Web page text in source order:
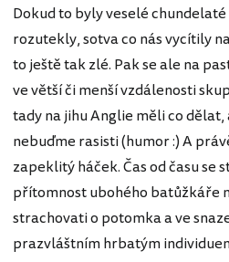
Dokud to byly veselé
rozutekly, sotva co nás vycítily
to ještě tak zlé. Pak se ale na
ve větší či menší vzdálenosti
tady na jihu Anglie měli co
nebuďme rasisti (humor :) A
zapeklitý háček. Čas od času se
přítomnost ubohého batůžkáře
strachovati o potomka a ve
prazvláštním hrbatým